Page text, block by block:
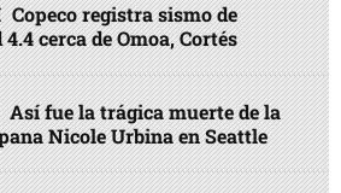
Copeco registra sismo de
cerca de Omoa, Cortés
Así fue la trágica muerte de la
Nicole Urbina en Seattle